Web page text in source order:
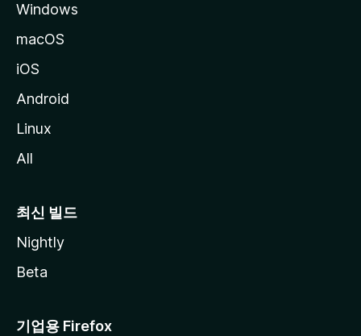
Windows
macOS
iOS
Android
Linux
All
최신 빌드
Nightly
Beta
기업용 Firefox